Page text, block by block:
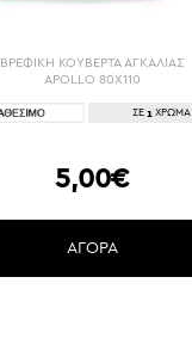
ΒΡΕΦΙΚΗ ΚΟΥΒΕΡΤΑ ΑΓΚΑΛΙΑΣ
APOLLO 80X110
ΣΕ 1 ΧΡΩΜΑ
5,00€
ΑΓΟΡΑ